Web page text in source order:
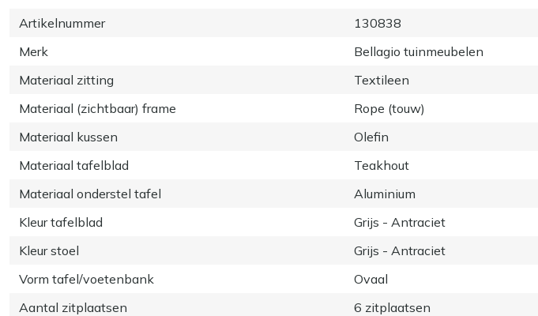
Artikelnummer
130838
Merk
Bellagio tuinmeubelen
Materiaal zitting
Textileen
Materiaal (zichtbaar) frame
Rope (touw)
Materiaal kussen
Olefin
Materiaal tafelblad
Teakhout
Materiaal onderstel tafel
Aluminium
Kleur tafelblad
Grijs - Antraciet
Kleur stoel
Grijs - Antraciet
Vorm tafel/voetenbank
Ovaal
Aantal zitplaatsen
6 zitplaatsen